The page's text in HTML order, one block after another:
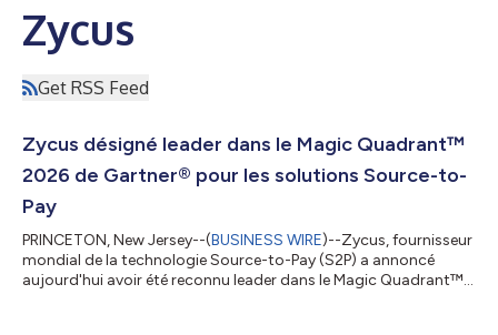
Zycus
Get RSS Feed
Zycus désigné leader dans le Magic Quadrant™
2026 de Gartner® pour les solutions Source-to-
Pay
PRINCETON, New Jersey--(BUSINESS WIRE)--Zycus, fournisseur
mondial de la technologie Source-to-Pay (S2P) a annoncé
aujourd'hui avoir été reconnu leader dans le Magic Quadrant™